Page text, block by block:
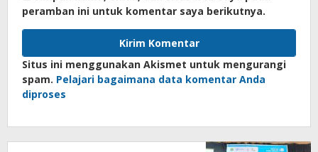
peramban ini untuk komentar saya berikutnya.
Situs ini menggunakan Akismet untuk mengurangi
spam. Pelajari bagaimana data komentar Anda
diproses